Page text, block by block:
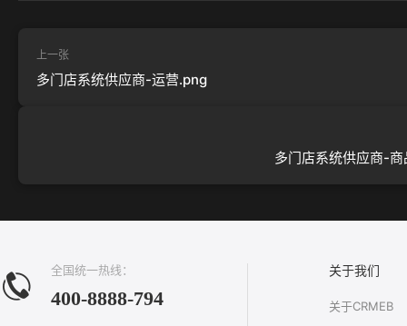
上一张
多门店系统供应商-运营.png
多门店系统供应商-
全国统一热线：
400-8888-794
关于我们
关于CRMEB